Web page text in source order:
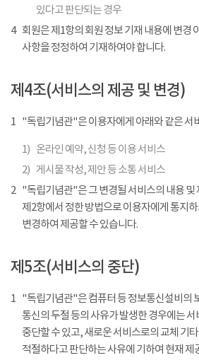
있다고 판단되는 경우
4
회원은 제1항의 회원 정보 기재 내용에 변경
사항을 정정하여 기재하여야 합니다.
제4조(서비스의 제공 및 변경)
1 "독립기념관"은 이용자에게 아래와 같은 서
1) 온라인 예약, 신청 등 이용 서비스
2) 게시물 작성, 제안 등 소통 서비스
2 "독립기념관"은 그 변경될 서비스의 내용 및
제2항에서 정한 방법으로 이용자에게 통지
변경하여 제공할 수 있습니다.
제5조(서비스의 중단)
1 "독립기념관"은 컴퓨터 등 정보통신설비의
통신의 두절 등의 사유가 발생한 경우에는
중단할 수 있고, 새로운 서비스로의 교체 기
적절하다고 판단하는 사유에 기하여 현재 제